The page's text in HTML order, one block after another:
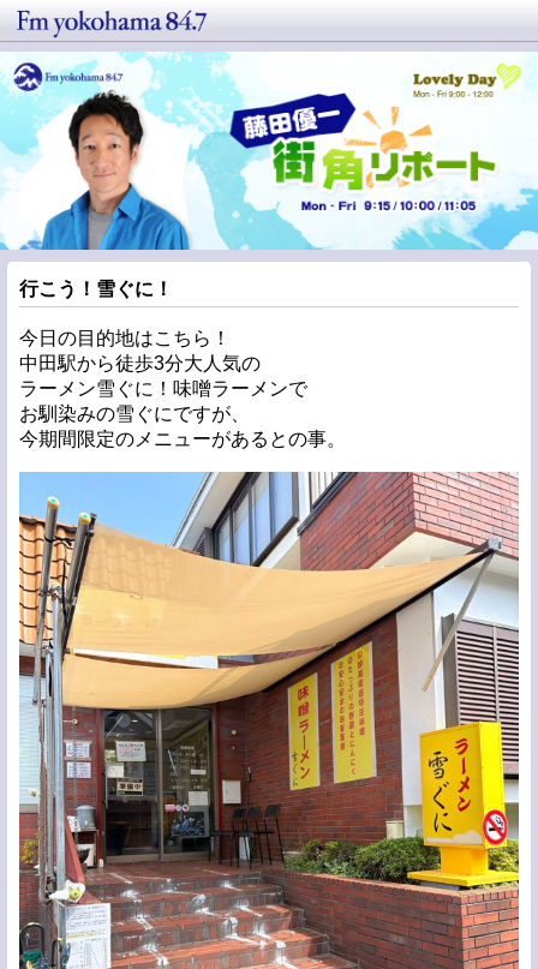
行こう！雪ぐに！
今日の目的地はこちら！
中田駅から徒歩3分大人気の
ラーメン雪ぐに！味噌ラーメンで
お馴染みの雪ぐにですが、
今期間限定のメニューがあるとの事。